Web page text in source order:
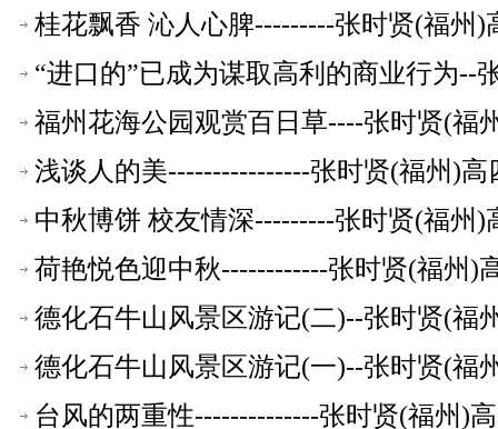
桂花飘香 沁人心脾---------张时贤(福州)
“进口的”已成为谋取高利的商业行为--
福州花海公园观赏百日草----张时贤(福
浅谈人的美----------------张时贤(福州)高
中秋博饼 校友情深---------张时贤(福州)
荷艳悦色迎中秋------------张时贤(福州)
德化石牛山风景区游记(二)--张时贤(福
德化石牛山风景区游记(一)--张时贤(福
台风的两重性--------------张时贤(福州)